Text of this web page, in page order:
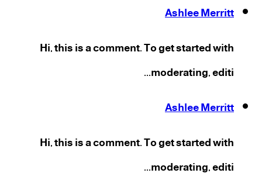
Ashlee Merritt
Hi, this is a comment. To get started with
moderating, editi...
Ashlee Merritt
Hi, this is a comment. To get started with
moderating, editi...